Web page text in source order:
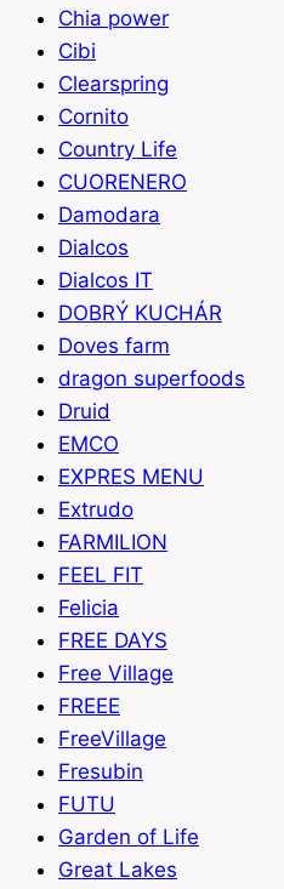
Chia power
Cibi
Clearspring
Cornito
Country Life
CUORENERO
Damodara
Dialcos
Dialcos IT
DOBRÝ KUCHÁR
Doves farm
dragon superfoods
Druid
EMCO
EXPRES MENU
Extrudo
FARMILION
FEEL FIT
Felicia
FREE DAYS
Free Village
FREEE
FreeVillage
Fresubin
FUTU
Garden of Life
Great Lakes